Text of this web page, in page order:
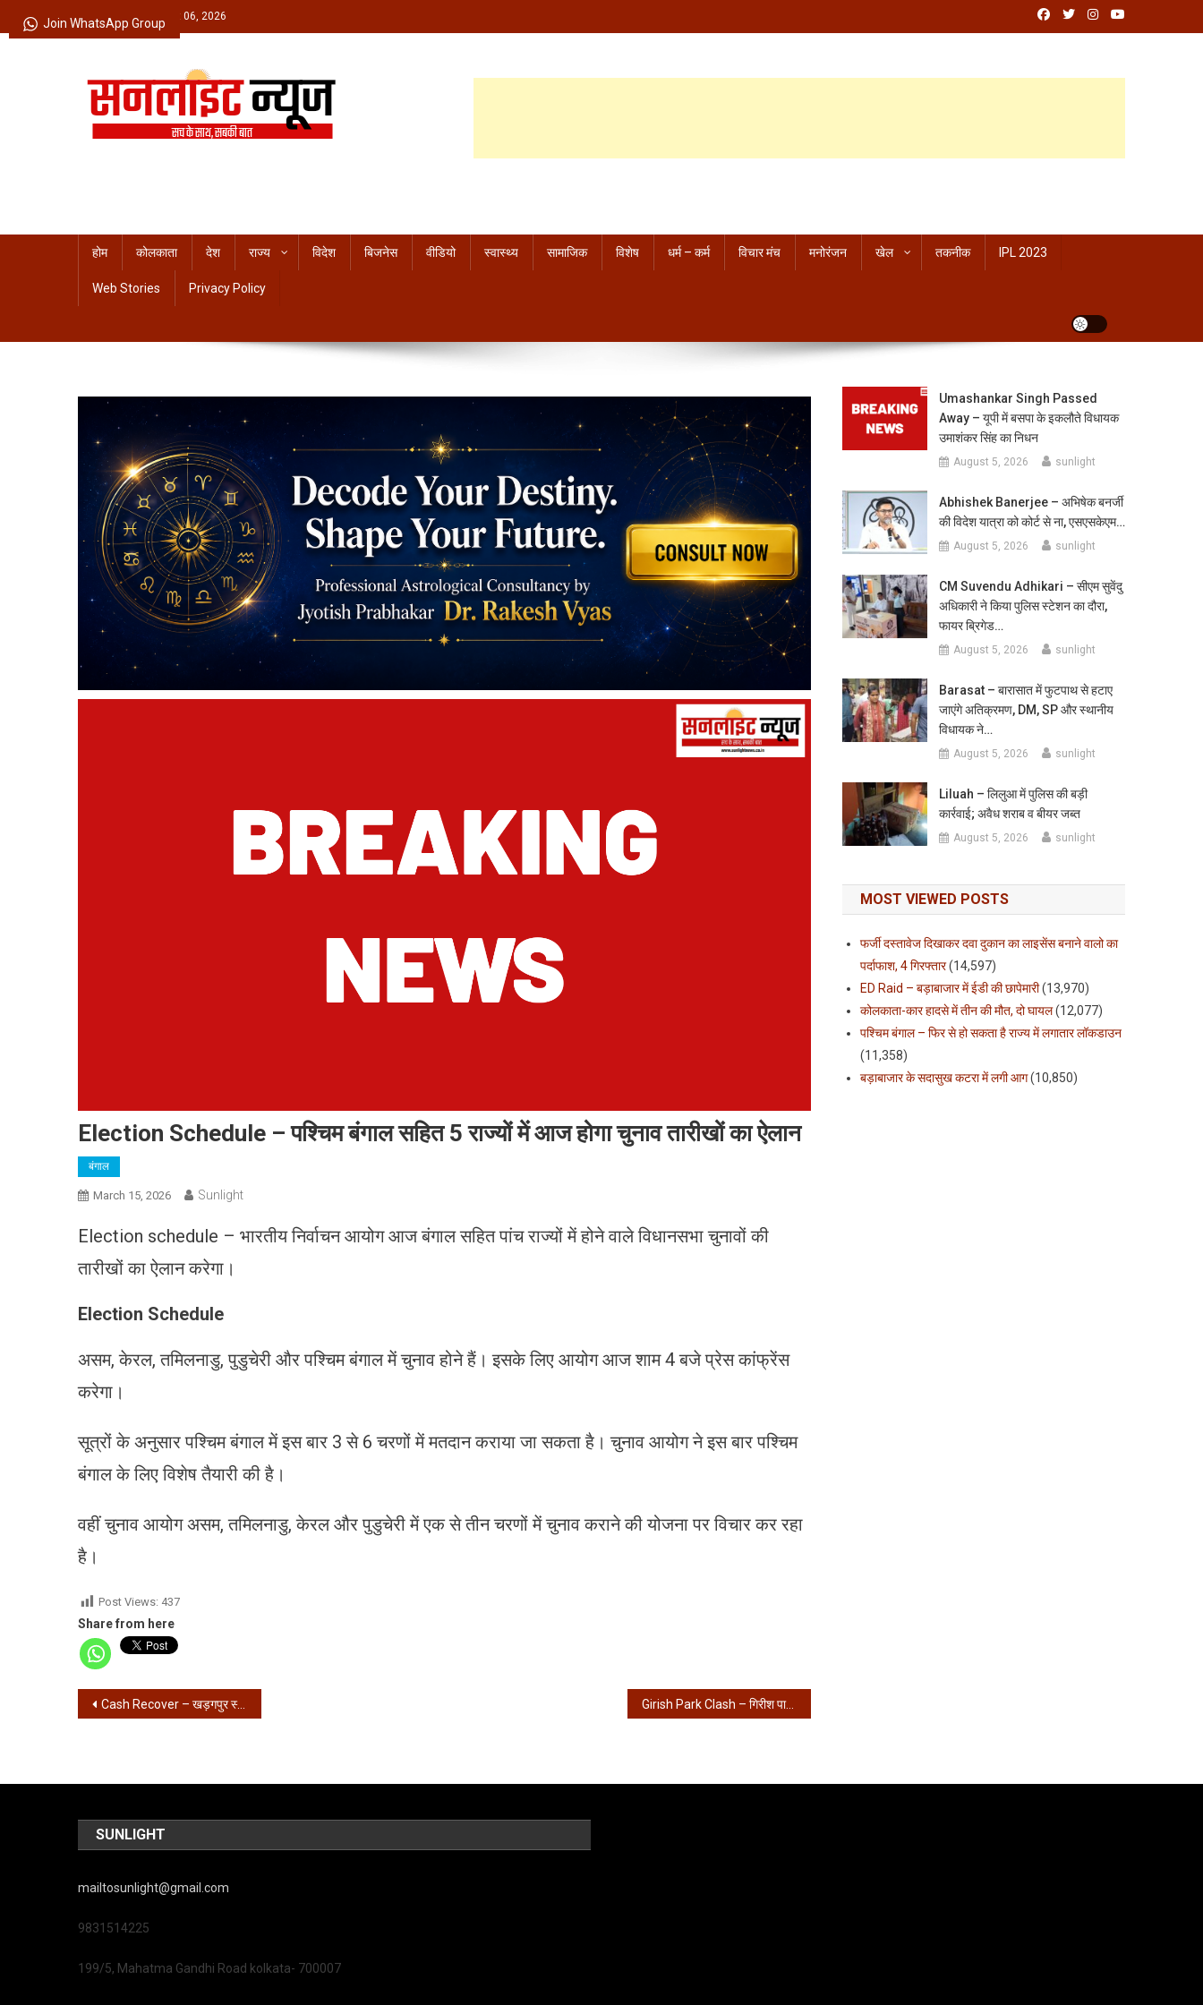
to
Thursday, August 06, 2026
होम कोलकाता देश राज्य विदेश बिजनेस वीडियो स्वास्थ्य सामाजिक विशेष धर्म – कर्म विचार मंच मनोरंजन खेल तकनीक IPL 2023
Web Stories Privacy Policy
Election Schedule – पश्चिम बंगाल सहित 5 राज्यों में आज होगा चुनाव तारीखों का ऐलान
बंगाल
March 15, 2026 Sunlight
Election schedule – भारतीय निर्वाचन आयोग आज बंगाल सहित पांच राज्यों में होने वाले विधानसभा चुनावों की
तारीखों का ऐलान करेगा।
Election Schedule
असम, केरल, तमिलनाडु, पुडुचेरी और पश्चिम बंगाल में चुनाव होने हैं। इसके लिए आयोग आज शाम 4 बजे प्रेस कांफ्रेंस
करेगा।
सूत्रों के अनुसार पश्चिम बंगाल में इस बार 3 से 6 चरणों में मतदान कराया जा सकता है। चुनाव आयोग ने इस बार पश्चिम
बंगाल के लिए विशेष तैयारी की है।
वहीं चुनाव आयोग असम, तमिलनाडु, केरल और पुडुचेरी में एक से तीन चरणों में चुनाव कराने की योजना पर विचार कर रहा
है।
Post Views: 437
Share from here
Post
Cash Recover – खड़गपुर स्टेशन पर व्यक्ति के पास से 50 लाख रुपये बरामद Girish Park Clash – गिरीश पार्क की घटना मामले में 9 गिरफ्तार
Umashankar Singh Passed
Away – यूपी में बसपा के इकलौते विधायक
उमाशंकर सिंह का निधन
August 5, 2026 sunlight
Abhishek Banerjee – अभिषेक बनर्जी
की विदेश यात्रा को कोर्ट से ना, एसएसकेएम…
August 5, 2026 sunlight
CM Suvendu Adhikari – सीएम सुवेंदु
अधिकारी ने किया पुलिस स्टेशन का दौरा,
फायर ब्रिगेड…
August 5, 2026 sunlight
Barasat – बारासात में फुटपाथ से हटाए
जाएंगे अतिक्रमण, DM, SP और स्थानीय
विधायक ने…
August 5, 2026 sunlight
Liluah – लिलुआ में पुलिस की बड़ी
कार्रवाई; अवैध शराब व बीयर जब्त
August 5, 2026 sunlight
MOST VIEWED POSTS
फर्जी दस्तावेज दिखाकर दवा दुकान का लाइसेंस बनाने वालो का
पर्दाफाश, 4 गिरफ्तार(14,597)
ED Raid – बड़ाबाजार में ईडी की छापेमारी(13,970)
कोलकाता-कार हादसे में तीन की मौत, दो घायल(12,077)
पश्चिम बंगाल – फिर से हो सकता है राज्य में लगातार लॉकडाउन
(11,358)
बड़ाबाजार के सदासुख कटरा में लगी आग(10,850)
SUNLIGHT
mailtosunlight@gmail.com
9831514225
199/5, Mahatma Gandhi Road kolkata- 700007
Join WhatsApp Group